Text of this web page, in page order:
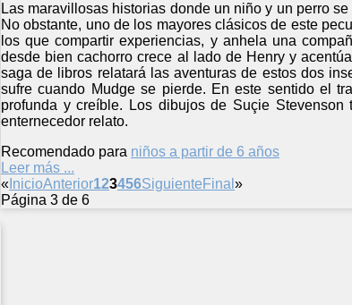
Las maravillosas historias donde un niño y un perro
No obstante, uno de los mayores clásicos de este
los que compartir experiencias, y anhela una
desde bien cachorro crece al lado de Henry y
saga de libros relatará las aventuras de estos dos
sufre cuando Mudge se pierde. En este sentido el
profunda y creíble. Los dibujos de Suçie
enternecedor relato.
Recomendado para niños a partir de 6 años
Leer más ...
« InicioAnterior123456Siguiente Final »
Página 3 de 6